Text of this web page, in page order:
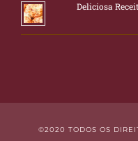
Deliciosa
©2020 TODOS OS